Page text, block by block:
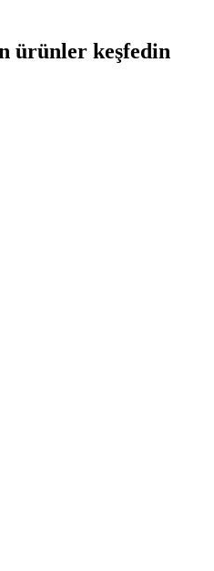
ürünler keşfedin